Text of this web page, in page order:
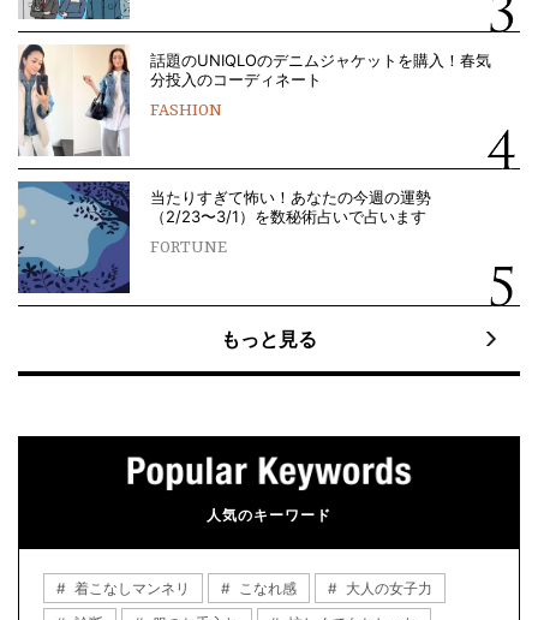
話題のUNIQLOのデニムジャケットを購入！春気
分投入のコーディネート
FASHION
当たりすぎて怖い！あなたの今週の運勢
（2/23〜3/1）を数秘術占いで占います
FORTUNE
もっと見る
人気のキーワード
着こなしマンネリ こなれ感
大人の女子力